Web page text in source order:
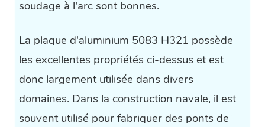
soudage à l'arc sont bonnes.
La plaque d'aluminium 5083 H321 possède
les excellentes propriétés ci-dessus et est
donc largement utilisée dans divers
domaines. Dans la construction navale, il est
souvent utilisé pour fabriquer des ponts de